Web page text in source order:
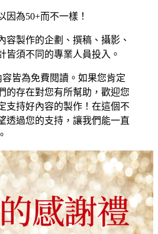
因為50+而不一樣！
容製作的企劃、撰稿、攝影、
皆須不同的專業人員投入。
皆為免費閱讀。如果您肯定
的存在對您有所幫助，歡迎您
支持好內容的製作！在這個不
透過您的支持，讓我們能一直